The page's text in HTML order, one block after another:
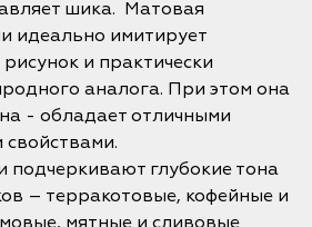
шика. Матовая
идеально имитирует
и практически
аналога. При этом она
- обладает отличными
подчеркивают глубокие тона
– терракотовые, кофейные и